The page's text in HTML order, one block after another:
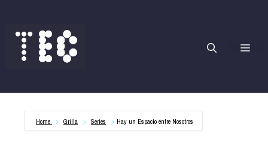
contenido
Home Grilla Series Hay un Espacio entre Nosotros